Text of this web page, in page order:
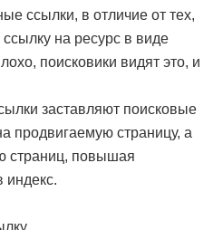
ссылки, в отличие от тех,
на ресурс в виде
поисковики видят это, и
заставляют поисковые
продвигаемую страницу, а
страниц, повышая
индекс.